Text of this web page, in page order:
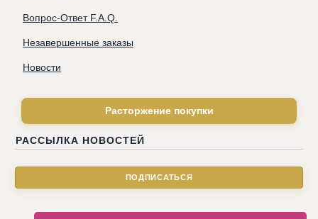
Вопрос-Ответ F.A.Q.
Незавершенные заказы
Новости
Расторжение покупки
РАССЫЛКА НОВОСТЕЙ